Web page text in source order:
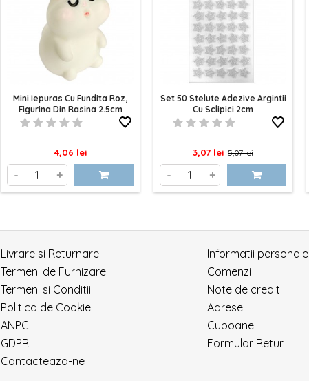
Mini Iepuras Cu Fundita Roz,
Figurina Din Rasina 2.5cm
Pret
4,06 lei
- +
Set 50 Stelute Adezive Argintii
Cu Sclipici 2cm
Pret
3,07 lei Pret
baza
5,07 lei
- +
Livrare si Returnare
Termeni de Furnizare
Termeni si Conditii
Politica de Cookie
ANPC
GDPR
Contacteaza-ne
Informatii personale
Comenzi
Note de credit
Adrese
Cupoane
Formular Retur